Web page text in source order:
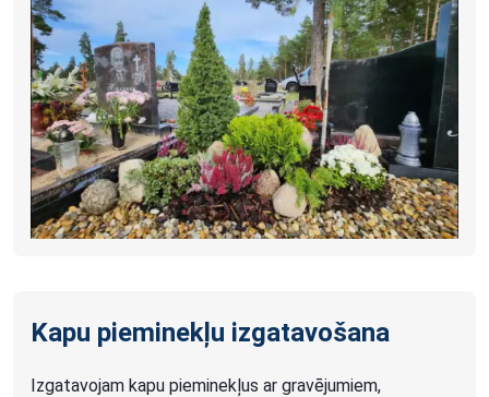
Kapu pieminekļu izgatavošana
Izgatavojam kapu pieminekļus ar gravējumiem,